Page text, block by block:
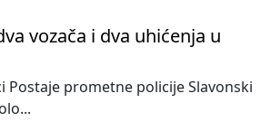
vozača i dva uhićenja u
Postaje prometne policije Slavonski